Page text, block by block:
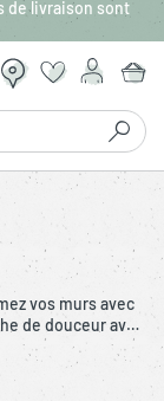
de livraison sont
vos murs avec
de douceur avec
pour votre
salon ou
tendances sur